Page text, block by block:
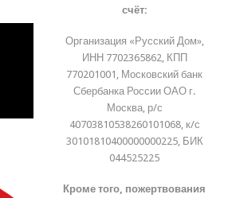
счёт:
Организация «Русский Дом»,
ИНН 7702365862, КПП
770201001, Московский банк
Сбербанка России ОАО г.
Москва, р/с
40703810538260101068, к/с
30101810400000000225, БИК
044525225
Кроме того, пожертвования